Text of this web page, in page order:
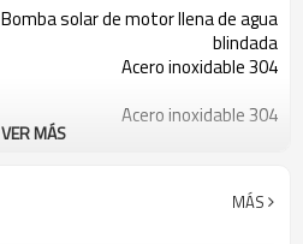
Bomba solar de motor llena de agua
blindada
Acero inoxidable 304
Acero inoxidable 304
Avicultura, riego, riego por goteo
2 años
VER MÁS
MÁS